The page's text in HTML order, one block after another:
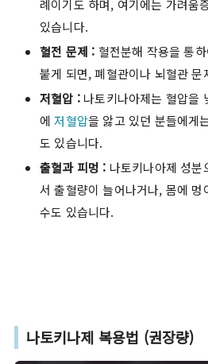
례이기도 하며, 여기에는 가려움
있습니다.
혈전 문제 : 혈전분해 작용을 통
붙게 되면, 폐혈관이나 뇌혈관
저혈압 : 나토키나아제는 혈압을
에저혈압을 앓고 있던 분들에게
도 있습니다.
출혈과 피멍 : 나토키나아제 성분
서 출혈량이 늘어나거나, 몸에
수도 있습니다.
나토키나제 복용법 (권장량)